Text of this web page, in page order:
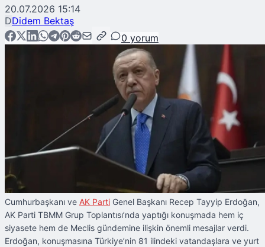
20.07.2026 15:14
DDidem Bektaş
0 yorum
Cumhurbaşkanı ve AK Parti Genel Başkanı Recep Tayyip Erdoğan,
AK Parti TBMM Grup Toplantısı’nda yaptığı konuşmada hem iç
siyasete hem de Meclis gündemine ilişkin önemli mesajlar verdi.
Erdoğan, konuşmasına Türkiye’nin 81 ilindeki vatandaşlara ve yurt